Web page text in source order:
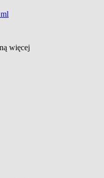
więcej